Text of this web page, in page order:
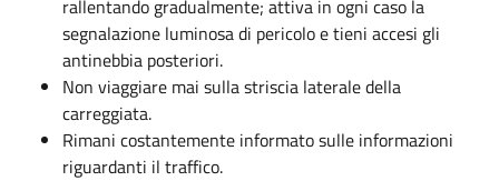
rallentando gradualmente; attiva in ogni caso la
segnalazione luminosa di pericolo e tieni accesi gli
antinebbia posteriori.
Non viaggiare mai sulla striscia laterale della
carreggiata.
Rimani costantemente informato sulle informazioni
riguardanti il traffico.